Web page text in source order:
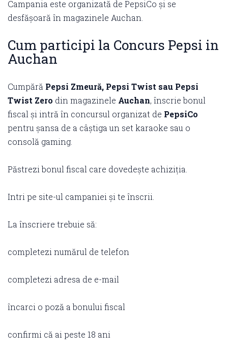
Campania este organizată de PepsiCo și se
desfășoară în magazinele Auchan.
Cum participi la Concurs Pepsi in
Auchan
Cumpără Pepsi Zmeură, Pepsi Twist sau Pepsi
Twist Zero din magazinele Auchan, înscrie bonul
fiscal și intră în concursul organizat de PepsiCo
pentru șansa de a câștiga un set karaoke sau o
consolă gaming.
Păstrezi bonul fiscal care dovedește achiziția.
Intri pe site-ul campaniei și te înscrii.
La înscriere trebuie să:
completezi numărul de telefon
completezi adresa de e-mail
încarci o poză a bonului fiscal
confirmi că ai peste 18 ani